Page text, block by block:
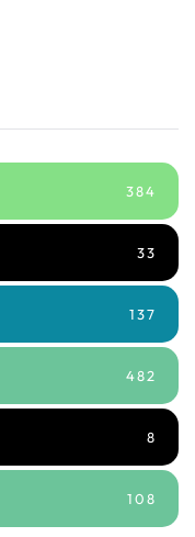
384
33
137
482
8
108